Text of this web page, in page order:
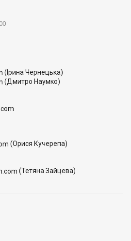
(Ірина Чернецька)
(Дмитро Наумко)
(Орися Кучерепа)
(Тетяна Зайцева)